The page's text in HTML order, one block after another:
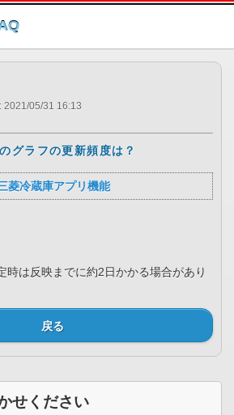
このページの本文へ
2021/05/31 16:13
グラフの更新頻度は？
菱冷蔵庫アプリ機能
時は反映までに約2日かかる場合があり
戻る
せください